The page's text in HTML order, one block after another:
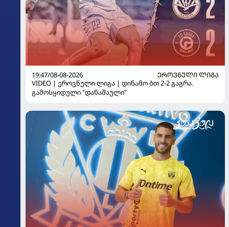
19:47/08-08-2026
ᲔᲠᲝᲕᲜᲣᲚᲘ ᲚᲘᲒᲐ
VIDEO | ეროვნული ლიგა | დინამო ბთ 2-2 გაგრა.
გამოსყიდული "დანაშაული"